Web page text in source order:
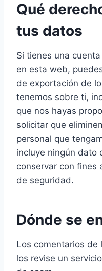
Qué
tus datos
Si tienes una
en esta web,
de exportación de
tenemos sobre ti,
que nos hayas
solicitar que
personal que
incluye ningún dato
conservar con fines
de seguridad.
Dónde se
Los comentarios de
los revise un